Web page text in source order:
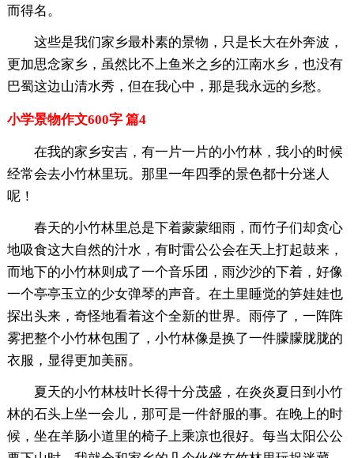
而得名。
这些是我们家乡最朴素的景物，只是长大在外奔波，
更加思念家乡，虽然比不上鱼米之乡的江南水乡，也没有
巴蜀这边山清水秀，但在我心中，那是我永远的乡愁。
小学景物作文600字 篇4
在我的家乡安吉，有一片一片的小竹林，我小的时候
经常会去小竹林里玩。那里一年四季的景色都十分迷人
呢！
春天的小竹林里总是下着蒙蒙细雨，而竹子们却贪心
地吸食这大自然的汁水，有时雷公公会在天上打起鼓来，
而地下的小竹林则成了一个音乐团，雨沙沙的下着，好像
一个亭亭玉立的少女弹琴的声音。在土里睡觉的笋娃娃也
探出头来，奇怪地看着这个全新的世界。雨停了，一阵阵
雾把整个小竹林包围了，小竹林像是换了一件朦朦胧胧的
衣服，显得更加美丽。
夏天的小竹林枝叶长得十分茂盛，在炎炎夏日到小竹
林的石头上坐一会儿，那可是一件舒服的事。在晚上的时
候，坐在羊肠小道里的椅子上乘凉也很好。每当太阳公公